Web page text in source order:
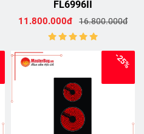
FL6996II
11.800.000đ 16.800.000đ
-25%